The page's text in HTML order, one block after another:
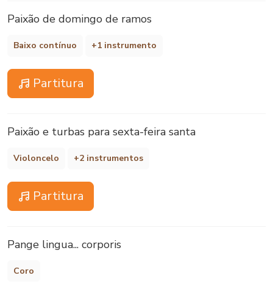
Paixão de domingo de ramos
Baixo contínuo +1 instrumento
Partitura
Paixão e turbas para sexta-feira santa
Violoncelo +2 instrumentos
Partitura
Pange lingua... corporis
Coro